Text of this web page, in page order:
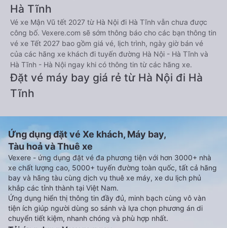
Hà Tĩnh
Vé xe Mận Vũ tết 2027 từ Hà Nội đi Hà Tĩnh vẫn chưa được
công bố. Vexere.com sẽ sớm thông báo cho các bạn thông tin
vé xe Tết 2027 bao gồm giá vé, lịch trình, ngày giờ bán vé
của các hãng xe khách đi tuyến đường Hà Nội - Hà Tĩnh và
Hà Tĩnh - Hà Nội ngay khi có thông tin từ các hãng xe.
Đặt vé máy bay giá rẻ từ Hà Nội đi Hà
Tĩnh
Ứng dụng đặt vé Xe khách, Máy bay,
Tàu hoả và Thuê xe
Vexere - ứng dụng đặt vé đa phương tiện với hơn 3000+ nhà
xe chất lượng cao, 5000+ tuyến đường toàn quốc, tất cả hãng
bay và hãng tàu cùng dịch vụ thuê xe máy, xe du lịch phủ
khắp các tỉnh thành tại Việt Nam.
Ứng dụng hiển thị thông tin đầy đủ, minh bạch cùng vô vàn
tiện ích giúp người dùng so sánh và lựa chọn phương án di
chuyển tiết kiệm, nhanh chóng và phù hợp nhất.